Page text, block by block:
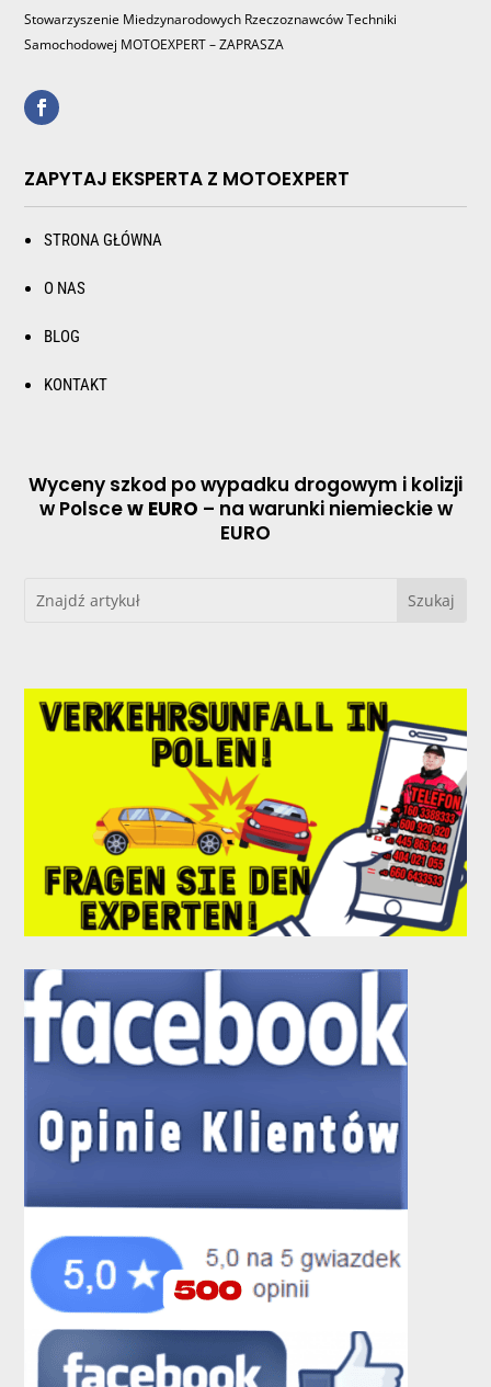
Stowarzyszenie Miedzynarodowych Rzeczoznawców Techniki
Samochodowej MOTOEXPERT – ZAPRASZA
ZAPYTAJ EKSPERTA Z MOTOEXPERT
STRONA GŁÓWNA
O NAS
BLOG
KONTAKT
Wyceny szkod po wypadku drogowym i kolizji
w Polscew EURO – na warunki niemieckie w
EURO